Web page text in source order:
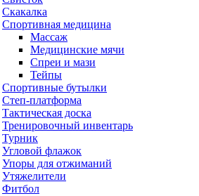
Скакалка
Спортивная медицина
Массаж
Медицинские мячи
Спреи и мази
Тейпы
Спортивные бутылки
Степ-платформа
Тактическая доска
Тренировочный инвентарь
Турник
Угловой флажок
Упоры для отжиманий
Утяжелители
Фитбол